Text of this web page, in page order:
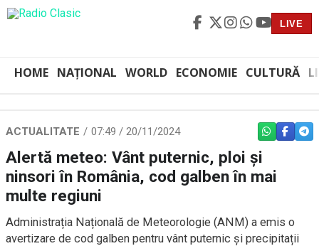
LIVE
HOME NAȚIONAL WORLD ECONOMIE CULTURĂ
ACTUALITATE 07:49 / 20/11/2024 WHATSAPP
Alertă meteo: Vânt puternic, ploi și
ninsori în România, cod galben în mai
multe regiuni
Administrația Națională de Meteorologie (ANM) a emis o
avertizare de cod galben pentru vânt puternic și precipitații